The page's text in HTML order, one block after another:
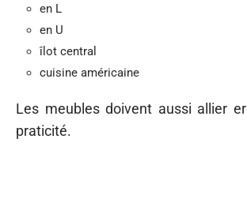
en L
en U
îlot central
cuisine américaine
Les meubles doivent aussi allier
praticité.